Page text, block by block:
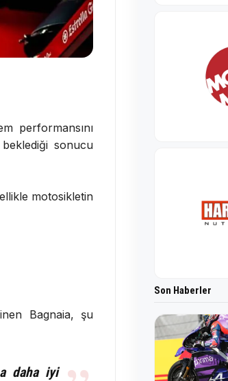
performansını
sonucu
motosikletin
Bagnaia, şu
daha iyi
Son Haberler